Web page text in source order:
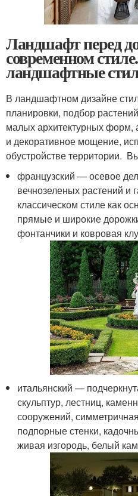
Ландшафт перед
современном
ландшафтные
В ландшафтном дизайне
планировки, подбор
малых архитектурных форм,
и декоративное мощение,
обустройстве территории.
французский — осевое
вечнозеленых растений и
классическом стиле как
прямые и широкие
фонтанчики и ковровая
итальянский —
скульптур, лестниц,
сооружений,
подпорные стенки,
живая изгородь, белый